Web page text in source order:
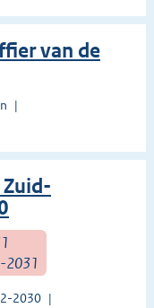
van de
2031
2030